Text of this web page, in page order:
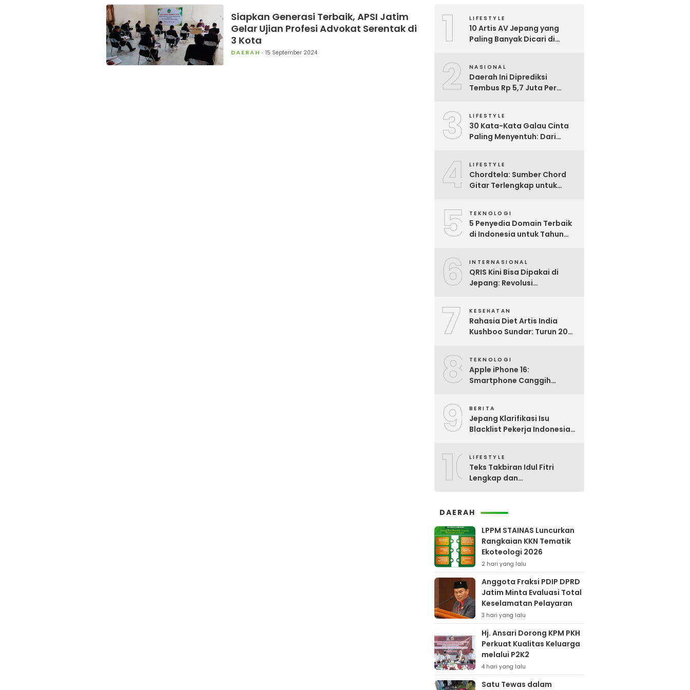
Siapkan Generasi Terbaik, APSI Jatim
Gelar Ujian Profesi Advokat Serentak di
3 Kota
DAERAH 15 September 2024 1 LIFESTYLE
10 Artis AV Jepang yang
Paling Banyak Dicari di
2 NASIONAL
Daerah Ini Diprediksi
Tembus Rp 5,7 Juta Per
Upah Minimum 2026
3 LIFESTYLE
30 Kata-Kata Galau Cinta
Paling Menyentuh: Dari
4 LIFESTYLE
Chordtela: Sumber Chord
Gitar Terlengkap untuk
5 TEKNOLOGI
5 Penyedia Domain Terbaik
di Indonesia untuk Tahun
6 INTERNASIONAL
QRIS Kini Bisa Dipakai di
Jepang: Revolusi
7 KESEHATAN
Rahasia Diet Artis India
Kushboo Sundar: Turun 20
8 TEKNOLOGI
Apple iPhone 16:
Smartphone Canggih
9 BERITA
Jepang Klarifikasi Isu
Blacklist Pekerja Indonesia,
10LIFESTYLE
Teks Takbiran Idul Fitri
Lengkap dan
DAERAH
LPPM STAINAS Luncurkan
Rangkaian KKN Tematik
Ekoteologi 2026
2 hari yang lalu
Anggota Fraksi PDIP DPRD
Jatim Minta Evaluasi Total
Keselamatan Pelayaran
3 hari yang lalu
Hj. Ansari Dorong KPM PKH
Perkuat Kualitas Keluarga
melalui P2K2
4 hari yang lalu
Satu Tewas dalam